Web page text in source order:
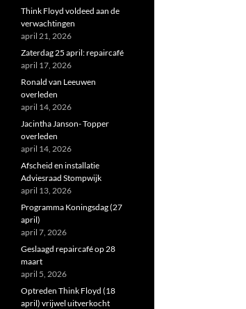
Think Floyd voldeed aan de
verwachtingen
april 21, 2026
Zaterdag 25 april: repaircafé
april 17, 2026
Ronald van Leeuwen
overleden
april 14, 2026
Jacintha Janson- Topper
overleden
april 14, 2026
Afscheid en installatie
Adviesraad Stompwijk
april 13, 2026
Programma Koningsdag (27
april)
april 7, 2026
Geslaagd repaircafé op 28
maart
april 5, 2026
Optreden Think Floyd (18
april) vrijwel uitverkocht